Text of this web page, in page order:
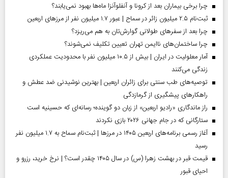
چرا برخی بیماران بعد از کرونا و آنفلوآنزا ماه‌ها بهبود نمی‌یابند؟
ثبت‌نام ۲.۵ میلیون زائر در سماح | عبور ۱.۷ میلیون نفر از مرز‌های اربعین
چرا بعد از سفرهای طولانی گوارش‌تان به هم می‌ریزد؟
چرا ساختمان‌های ناایمن تهران تعیین تکلیف نمی‌شوند؟
آمار معلولیت در ایران | بیش از ۱۰.۵ میلیون نفر با محدودیت عملکردی
زندگی می‌کنند
توصیه‌های طب سنتی برای زائران اربعین | بهترین نوشیدنی ضد عطش و
راهکارهای پیشگیری از گرمازدگی
راز ماندگاری «رادیو اربعین» از زبان دو گوینده؛ رسانه‌ای که حسینیه است
ستارگانی که در جام جهانی ۲۰۲۶ بازی نکردند
آغاز رسمی برنامه‌های اربعین ۱۴۰۵ در مرز‌ها | ثبت‌نام سماح به ۱.۷ میلیون نفر
رسید
قیمت قبر در بهشت زهرا (س) در سال ۱۴۰۵ چقدر است؟ | نرخ خرید، رزرو و
احیای قبور